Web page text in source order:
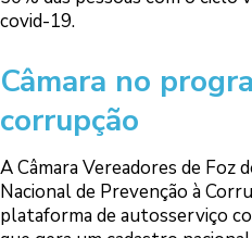
covid-19.
Câmara no
corrupção
A Câmara Vereadores de Foz
Nacional de Prevenção à
plataforma de autosserviço